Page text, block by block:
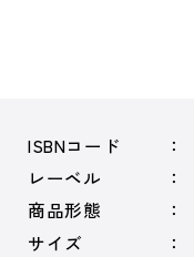
ISBNコード
レーベル
商品形態
サイズ